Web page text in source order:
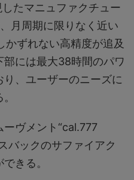
たマニュファクチュー
月周期に限りなく近い
ずれない高精度が追及
には最大38時間のパワ
、ユーザーのニーズに
ーヴメント“cal.777
バックのサファイアク
きる。